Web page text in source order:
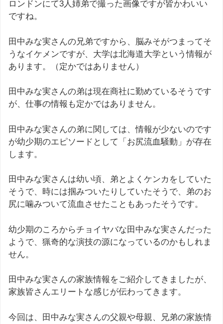
ロンドンにて3人姉弟で撮った画像ですが皆かわいい
ですね。
田中みな実さんの兄弟ですから、脳みそがつまってそ
うなイケメンですが、大学は北海道大学という情報が
あります。（定かではありません）
田中みな実さんの弟は現在商社に勤めているそうです
が、仕事の情報も定かではありません。
田中みな実さんの弟に関しては、情報が少ないのです
が幼少期のエピソードとして「お尻流血騒動」が存在
します。
田中みな実さんは幼い頃、弟とよくケンカをしていた
そうで、時には掴みついたりしていたそうで、弟のお
尻に噛みついて流血させたこともあったそうです。
幼少期のころからチョイヤバな田中みな実さんだった
ようで、猟奇的な演技の源になっているのかもしれま
せん。
田中みな実さんの家族情報をご紹介してきましたが、
家族皆さんエリートな感じが伝わってきます。
今回は、田中みな実さんの父親や母親、兄弟の家族情